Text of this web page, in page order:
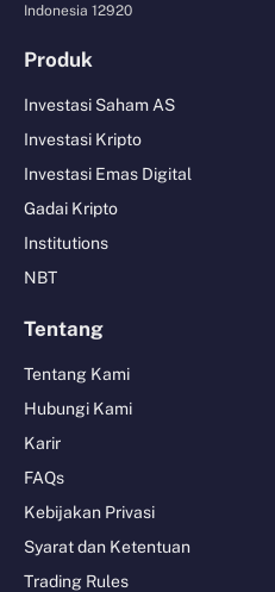
Indonesia 12920
Produk
Investasi Saham AS
Investasi Kripto
Investasi Emas Digital
Gadai Kripto
Institutions
NBT
Tentang
Tentang Kami
Hubungi Kami
Karir
FAQs
Kebijakan Privasi
Syarat dan Ketentuan
Trading Rules